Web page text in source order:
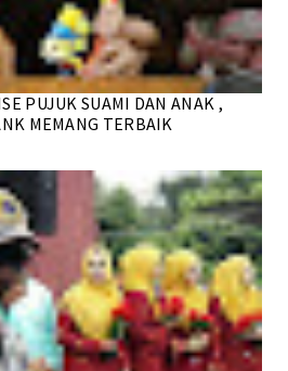
PUJUK SUAMI DAN ANAK ,
MEMANG TERBAIK